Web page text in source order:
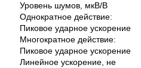
Уровень шумов, мкВ/В
Однократное действие:
Пиковое ударное ускорение
Многократное действие:
Пиковое ударное ускорение
Линейное ускорение, не